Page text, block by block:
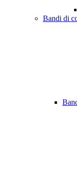
Bandi di